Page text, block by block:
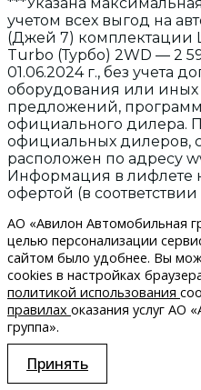
учетом всех выгод на
(Джей 7) комплектации
Turbo (Турбо) 2WD — 2
01.06.2024 г., без учета
оборудования или иных
предложений,
официального дилера.
официальных дилеров,
расположен по адресу
Информация в лифлете
офертой (в
АО «Авилон Автомобильная
целью персонализации
сайтом было удобнее. Вы
сookies в настройках
политикой использования
правилах оказания услуг АО
группа».
Принять